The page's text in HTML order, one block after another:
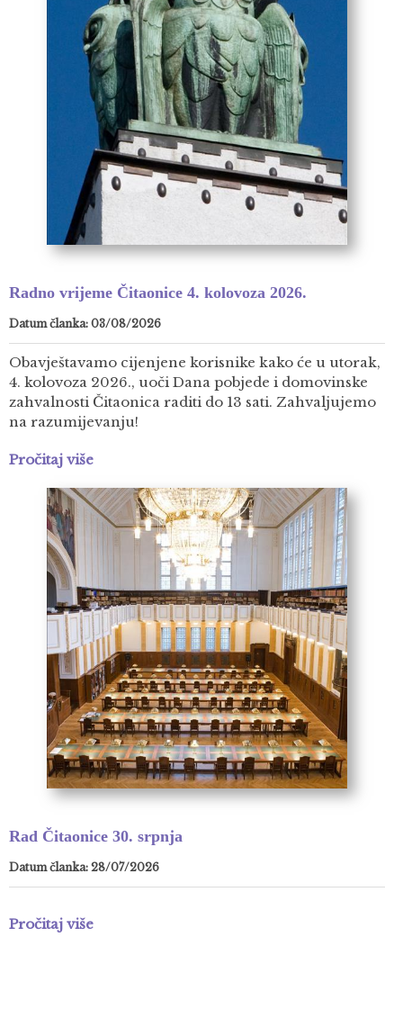
Radno vrijeme Čitaonice 4. kolovoza 2026.
Datum članka: 03/08/2026
Obavještavamo cijenjene korisnike kako će u utorak,
4. kolovoza 2026., uoči Dana pobjede i domovinske
zahvalnosti Čitaonica raditi do 13 sati. Zahvaljujemo
na razumijevanju!
Pročitaj više
Rad Čitaonice 30. srpnja
Datum članka: 28/07/2026
Pročitaj više